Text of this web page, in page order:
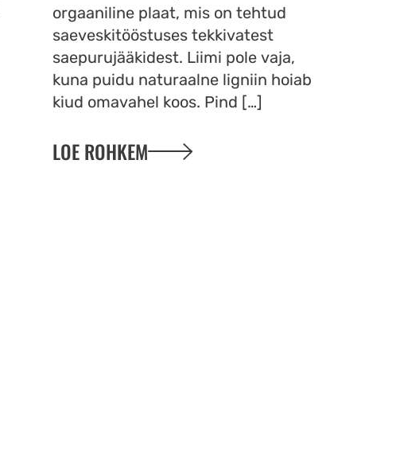
orgaaniline plaat, mis on tehtud
saeveskitööstuses tekkivatest
saepurujääkidest. Liimi pole vaja,
kuna puidu naturaalne ligniin hoiab
kiud omavahel koos. Pind […]
LOE ROHKEM